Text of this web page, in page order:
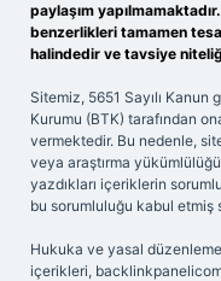
paylaşım
benzerlikleri tamamen
halindedir ve tavsiye
Sitemiz, 5651 Sayılı
Kurumu (BTK) tarafından
vermektedir. Bu nedenle,
veya araştırma
yazdıkları içeriklerin
bu sorumluluğu kabul etmiş
Hukuka ve yasal
içerikleri,